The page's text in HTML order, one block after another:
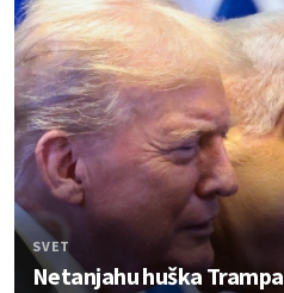
SVET
Netanjahu huška Trampa